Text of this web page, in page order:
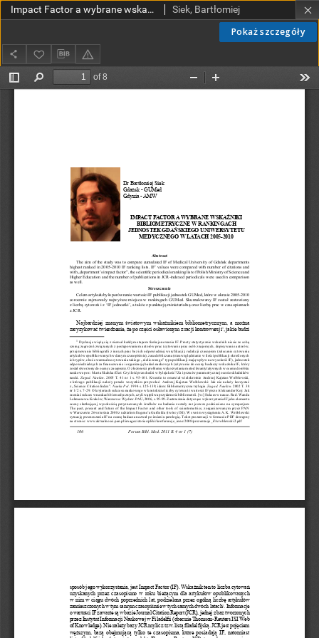
Pokaż szczegóły
Impact Factor a wybrane wskaźniki bibliometryczne w rankingach jednostek Gdańskiego Uniwersytetu Medycznego w latach 2005-2010 Siek, Bartłomiej